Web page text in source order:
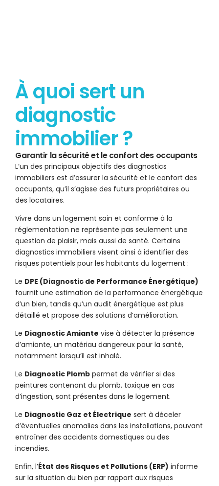
À quoi sert un
diagnostic
immobilier ?
Garantir la sécurité et le confort des occupants
L’un des principaux objectifs des diagnostics
immobiliers est d’assurer la sécurité et le confort des
occupants, qu’il s’agisse des futurs propriétaires ou
des locataires.
Vivre dans un logement sain et conforme à la
réglementation ne représente pas seulement une
question de plaisir, mais aussi de santé. Certains
diagnostics immobiliers visent ainsi à identifier des
risques potentiels pour les habitants du logement :
Le DPE (Diagnostic de Performance Énergétique)
fournit une estimation de la performance énergétique
d’un bien, tandis qu’un audit énergétique est plus
détaillé et propose des solutions d’amélioration.
Le Diagnostic Amiante vise à détecter la présence
d’amiante, un matériau dangereux pour la santé,
notamment lorsqu’il est inhalé.
Le Diagnostic Plomb permet de vérifier si des
peintures contenant du plomb, toxique en cas
d’ingestion, sont présentes dans le logement.
Le Diagnostic Gaz et Électrique sert à déceler
d’éventuelles anomalies dans les installations, pouvant
entraîner des accidents domestiques ou des
incendies.
Enfin, l’État des Risques et Pollutions (ERP) informe
sur la situation du bien par rapport aux risques